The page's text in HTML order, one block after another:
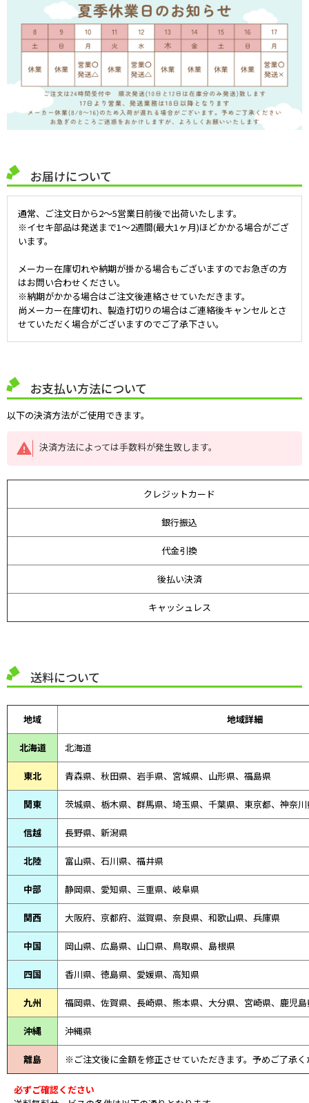
お届けについて
通常、ご注文日から2～5営業日前後で出荷いたします。
※イセキ部品は発送まで1～2週間(最大1ヶ月)ほどかかる場合がござ
います。
メーカー在庫切れや納期が掛かる場合もございますのでお急ぎの方
はお問い合わせください。
※納期がかかる場合はご注文後連絡させていただきます。
尚メーカー在庫切れ、製造打切りの場合はご連絡後キャンセルとさ
せていただく場合がございますのでご了承下さい。
お支払い方法について
以下の決済方法がご使用できます。
決済方法によっては手数料が発生致します。
クレジットカード
銀行振込
代金引換
後払い決済
キャッシュレス
送料について
地域 地域詳細
北海道 北海道
東北 青森県、 秋田県、 岩手県、宮城県、山形県、福島県
関東 茨城県、栃木県、群馬県、埼玉県、千葉県、東京都、神奈
信越 長野県、新潟県
北陸 富山県、 石川県、 福井県
中部 静岡県、 愛知県、 三重県、 岐阜県
関西 大阪府、京都府、滋賀県、奈良県、和歌山県、兵庫県
中国 岡山県、広島県、山口県、鳥取県、島根県
四国 香川県、徳島県、愛媛県、高知県
九州 福岡県、佐賀県、長崎県、熊本県、大分県、宮崎県、鹿児
沖縄 沖縄県
離島 ※ご注文後に金額を修正させていただきます。予めご了承く
必ずご確認ください